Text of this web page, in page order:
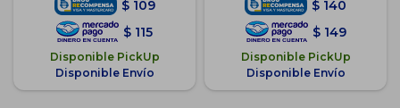
$ 109
$ 115
Disponible PickUp
Disponible Envío
$ 140
$ 149
Disponible PickUp
Disponible Envío